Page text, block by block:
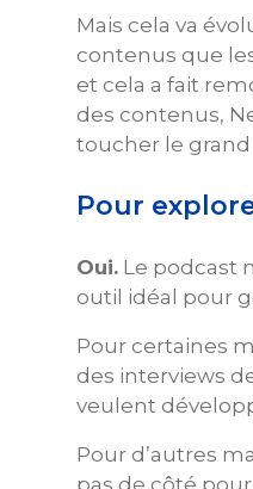
Mais cela va
contenus que
et cela a fait
des contenus,
toucher le
Pour
Oui. Le podcast
outil idéal pour
Pour certaines
des interviews
veulent
Pour d’autres
pas de côté